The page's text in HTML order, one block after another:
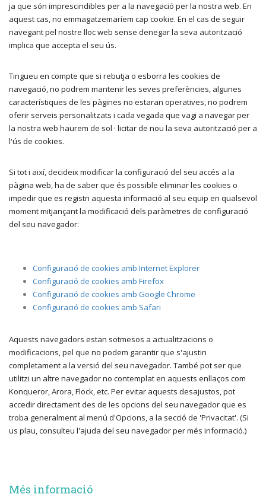
ja que són imprescindibles per a la navegació per la nostra web. En
aquest cas, no emmagatzemaríem cap cookie. En el cas de seguir
navegant pel nostre lloc web sense denegar la seva autorització
implica que accepta el seu ús.
Tingueu en compte que si rebutja o esborra les cookies de
navegació, no podrem mantenir les seves preferències, algunes
característiques de les pàgines no estaran operatives, no podrem
oferir serveis personalitzats i cada vegada que vagi a navegar per
la nostra web haurem de sol · licitar de nou la seva autorització per a
l'ús de cookies.
Si tot i així, decideix modificar la configuració del seu accés a la
pàgina web, ha de saber que és possible eliminar les cookies o
impedir que es registri aquesta informació al seu equip en qualsevol
moment mitjançant la modificació dels paràmetres de configuració
del seu navegador:
Configuració de cookies amb Internet Explorer
Configuració de cookies amb Firefox
Configuració de cookies amb Google Chrome
Configuració de cookies amb Safari
Aquests navegadors estan sotmesos a actualitzacions o
modificacions, pel que no podem garantir que s'ajustin
completament a la versió del seu navegador. També pot ser que
utilitzi un altre navegador no contemplat en aquests enllaços com
Konqueror, Arora, Flock, etc. Per evitar aquests desajustos, pot
accedir directament des de les opcions del seu navegador que es
troba generalment al menú d'Opcions, a la secció de 'Privacitat'. (Si
us plau, consulteu l'ajuda del seu navegador per més informació.)
Més informació